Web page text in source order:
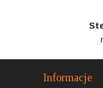
Informacje